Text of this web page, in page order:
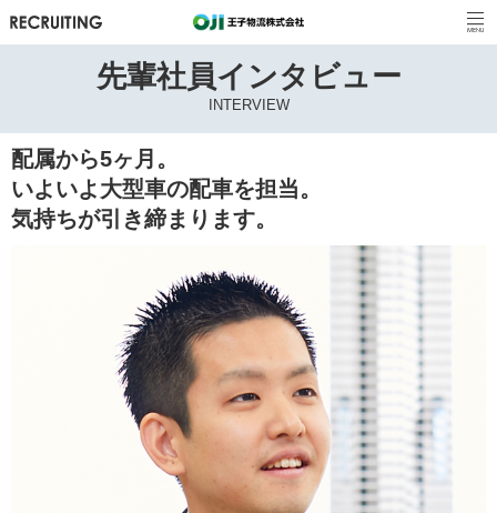
先輩社員インタビュー
INTERVIEW
配属から5ヶ月。
いよいよ大型車の配車を担当。
気持ちが引き締まります。